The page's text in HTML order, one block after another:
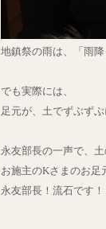
地鎮祭の雨は、「雨
でも実際には、
足元が、土でずぶず
永友部長の一声で、
お施主のKさまのお足
永友部長！流石です！